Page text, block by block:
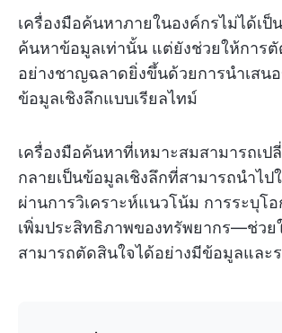
เครื่องมือค้นหาภายในองค์กรไม่ได้เป็
ค้นหาข้อมูลเท่านั้น แต่ยังช่วยให้การตั
อย่างชาญฉลาดยิ่งขึ้นด้วยการนำเสน
ข้อมูลเชิงลึกแบบเรียลไทม์
เครื่องมือค้นหาที่เหมาะสมสามารถเ
กลายเป็นข้อมูลเชิงลึกที่สามารถนำไป
ผ่านการวิเคราะห์แนวโน้ม การระบุโ
เพิ่มประสิทธิภาพของทรัพยากร—ช่วย
สามารถตัดสินใจได้อย่างมีข้อมูลและ